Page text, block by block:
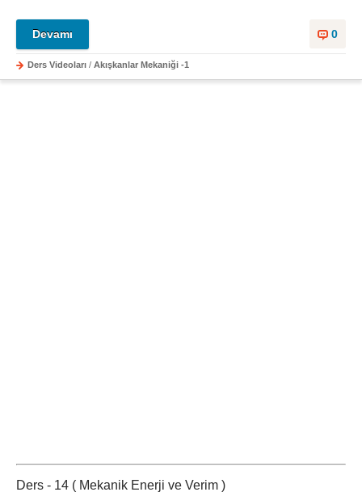
0
Devamı
Ders Videoları / Akışkanlar Mekaniği -1
Ders - 14 ( Mekanik Enerji ve Verim )